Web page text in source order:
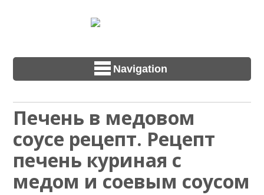
Navigation
Печень в медовом
соусе рецепт. Рецепт
печень куриная с
медом и соевым соусом